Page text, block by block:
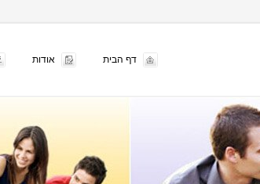
דף הבית אודות